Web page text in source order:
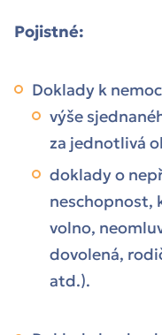
Pojistné:
Doklady k
výše
za jednotlivá
doklady o
neschopnost,
volno,
dovolená,
atd.).